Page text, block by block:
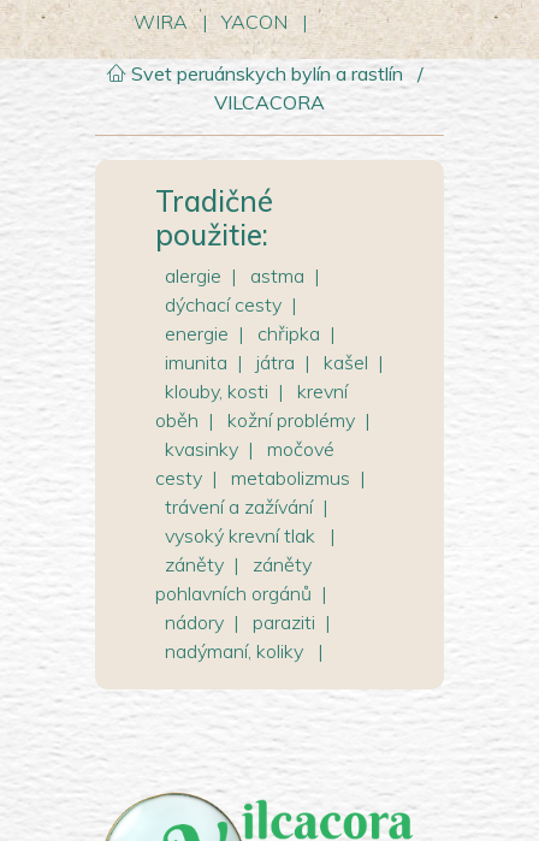
WIRA
| YACON |
Svet peruánskych bylín a rastlín
/
VILCACORA
Tradičné
použitie:
alergie | astma |
dýchací cesty |
energie | chřipka |
imunita | játra | kašel |
klouby, kosti |
krevní
oběh | kožní problémy |
kvasinky |
močové
cesty | metabolizmus |
trávení a zažívání |
vysoký krevní tlak
|
záněty |
záněty
pohlavních orgánů |
nádory | paraziti |
nadýmaní, koliky
|